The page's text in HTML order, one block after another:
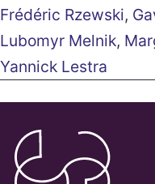
Frédéric Rzewski,
Lubomyr Melnik,
Yannick Lestra